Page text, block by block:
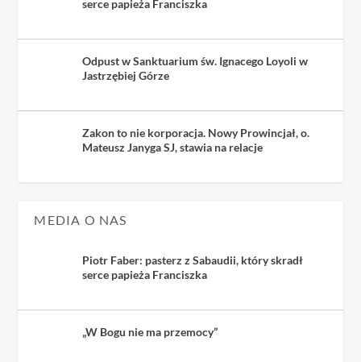
serce papieża Franciszka
Odpust w Sanktuarium św. Ignacego Loyoli w
Jastrzębiej Górze
Zakon to nie korporacja. Nowy Prowincjał, o.
Mateusz Janyga SJ, stawia na relacje
MEDIA O NAS
Piotr Faber: pasterz z Sabaudii, który skradł
serce papieża Franciszka
„W Bogu nie ma przemocy”